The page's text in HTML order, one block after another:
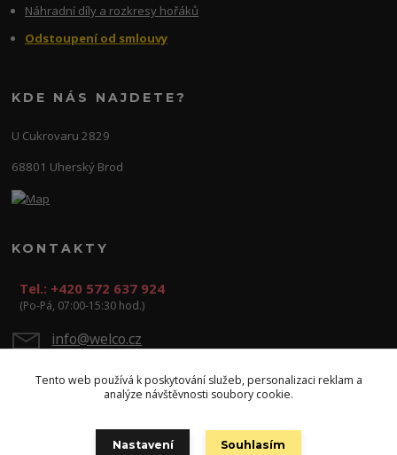
Náhradní díly a rozkresy hořáků
Odstoupení od smlouvy
KDE NÁS NAJDETE?
U Cukrovaru 2829
68801 Uherský Brod
KONTAKTY
Tel.: +420 572 637 924
(Po-Pá, 07:00-15:30 hod.)
info@welco.cz
Tento web používá k poskytování služeb, personalizaci reklam a
analýze návštěvnosti soubory cookie.
Nastavení Souhlasím